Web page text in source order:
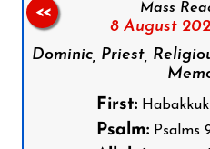
Mass
8 August
Dominic, Priest,
First:Habakkuk
Psalm:Psalms 9:
<<